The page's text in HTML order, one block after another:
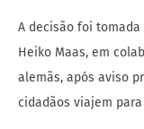
A decisão foi
Heiko Maas, em
alemãs, após aviso
cidadãos viajem